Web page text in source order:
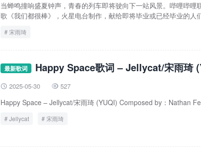
当蝉鸣撞响盛夏钟声，青春的列车即将驶向下一站风景。哔哩哔哩
歌《我们都很棒》，火星电台制作，献给即将毕业或已经毕业的人
宋雨琦
最新歌词 Happy Space歌词 – Jellycat/宋雨琦
 2025-05-30  527
Happy Space – Jellycat/宋雨琦 (YUQI) Composed by：Nathan
Jellycat 宋雨琦